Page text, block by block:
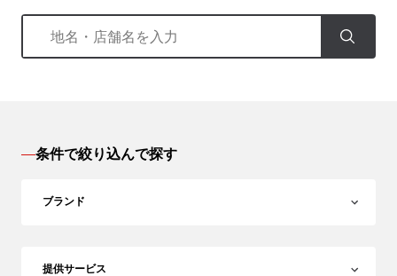
条件で絞り込んで探す
ブランド
提供サービス